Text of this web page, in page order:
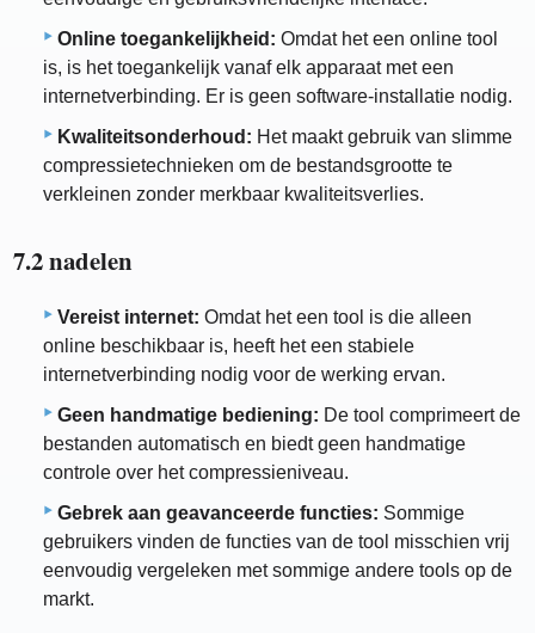
Online toegankelijkheid: Omdat het een online tool
is, is het toegankelijk vanaf elk apparaat met een
internetverbinding. Er is geen software-installatie nodig.
Kwaliteitsonderhoud: Het maakt gebruik van slimme
compressietechnieken om de bestandsgrootte te
verkleinen zonder merkbaar kwaliteitsverlies.
7.2 nadelen
Vereist internet: Omdat het een tool is die alleen
online beschikbaar is, heeft het een stabiele
internetverbinding nodig voor de werking ervan.
Geen handmatige bediening: De tool comprimeert de
bestanden automatisch en biedt geen handmatige
controle over het compressieniveau.
Gebrek aan geavanceerde functies: Sommige
gebruikers vinden de functies van de tool misschien vrij
eenvoudig vergeleken met sommige andere tools op de
markt.